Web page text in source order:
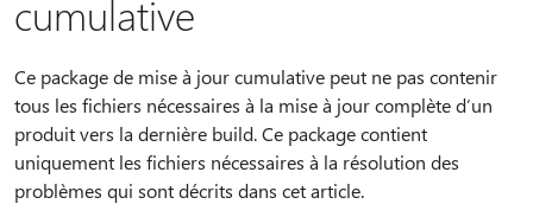
cumulative
Ce package de mise à jour cumulative peut ne pas contenir
tous les fichiers nécessaires à la mise à jour complète d’un
produit vers la dernière build. Ce package contient
uniquement les fichiers nécessaires à la résolution des
problèmes qui sont décrits dans cet article.